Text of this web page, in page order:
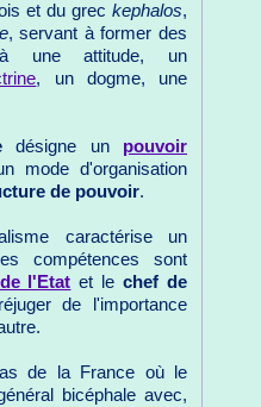
et du grec kephalos,
, servant à former des
à une attitude, un
, un dogme, une
désigne un pouvoir
mode d'organisation
de pouvoir.
caractérise un
compétences sont
l'Etat et lechef de
de l'importance
de la France où le
bicéphale avec,